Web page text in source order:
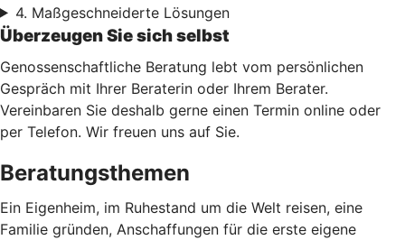
4. Maßgeschneiderte Lösungen
Überzeugen Sie sich selbst
Genossenschaftliche Beratung lebt vom persönlichen
Gespräch mit Ihrer Beraterin oder Ihrem Berater.
Vereinbaren Sie deshalb gerne einen Termin online oder
per Telefon. Wir freuen uns auf Sie.
Beratungsthemen
Ein Eigenheim, im Ruhestand um die Welt reisen, eine
Familie gründen, Anschaffungen für die erste eigene